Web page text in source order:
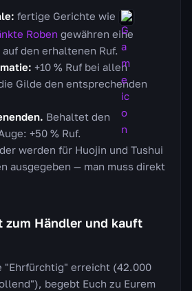
fertige Gerichte wie
Roben gewähren eine
auf den erhaltenen Ruf.
+10 % Ruf bei allen
Gilde den entsprechenden
Behaltet den
+50 % Ruf.
werden für Huojin und Tushui
ausgegeben — man muss direkt
zum Händler und kauft
"Ehrfürchtig" erreicht (42.000
begebt Euch zu Eurem